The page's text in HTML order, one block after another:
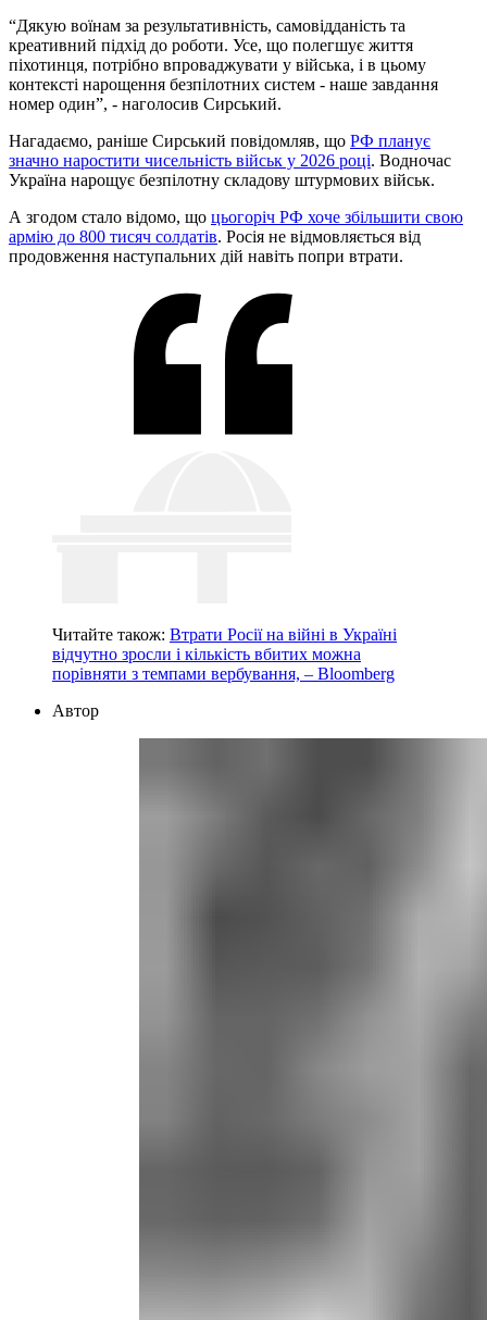
“Дякую воїнам за результативність, самовідданість та
креативний підхід до роботи. Усе, що полегшує життя
піхотинця, потрібно впроваджувати у війська, і в цьому
контексті нарощення безпілотних систем - наше завдання
номер один”, - наголосив Сирський.
Нагадаємо, раніше Сирський повідомляв, що РФ планує
значно наростити чисельність військ у 2026 році. Водночас
Україна нарощує безпілотну складову штурмових військ.
А згодом стало відомо, що цьогоріч РФ хоче збільшити свою
армію до 800 тисяч солдатів. Росія не відмовляється від
продовження наступальних дій навіть попри втрати.
Читайте також: Втрати Росії на війні в Україні
відчутно зросли і кількість вбитих можна
порівняти з темпами вербування, – Bloomberg
Автор